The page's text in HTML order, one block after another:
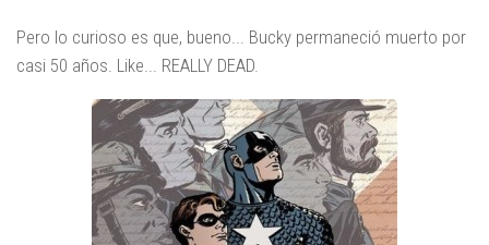
Pero lo curioso es que, bueno... Bucky permaneció muerto por
casi 50 años. Like... REALLY DEAD.